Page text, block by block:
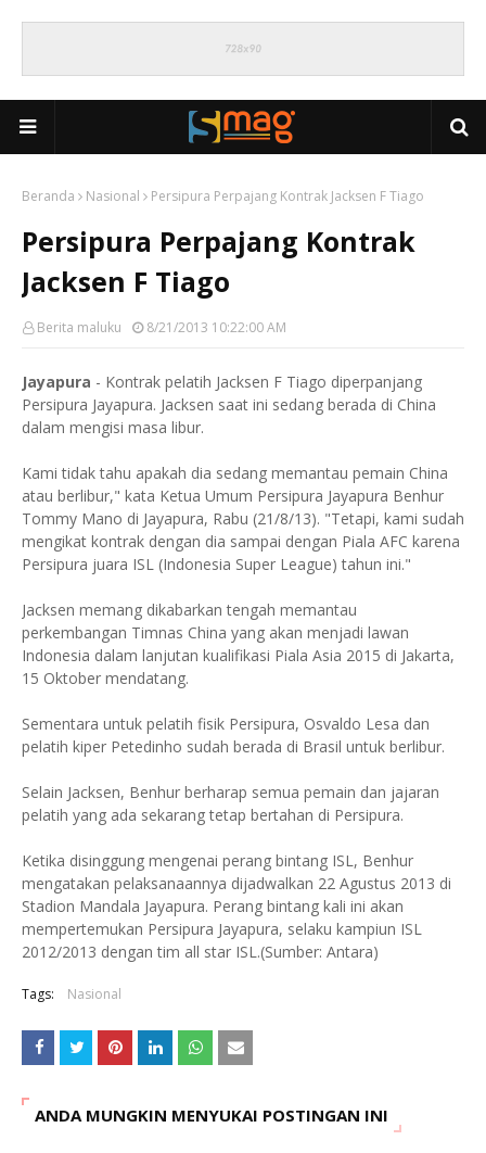
Beranda Nasional Persipura Perpajang Kontrak Jacksen F Tiago
Persipura Perpajang Kontrak
Jacksen F Tiago
Berita maluku 8/21/2013 10:22:00 AM
Jayapura - Kontrak pelatih Jacksen F Tiago diperpanjang
Persipura Jayapura. Jacksen saat ini sedang berada di China
dalam mengisi masa libur.
Kami tidak tahu apakah dia sedang memantau pemain China
atau berlibur," kata Ketua Umum Persipura Jayapura Benhur
Tommy Mano di Jayapura, Rabu (21/8/13). "Tetapi, kami sudah
mengikat kontrak dengan dia sampai dengan Piala AFC karena
Persipura juara ISL (Indonesia Super League) tahun ini."
Jacksen memang dikabarkan tengah memantau
perkembangan Timnas China yang akan menjadi lawan
Indonesia dalam lanjutan kualifikasi Piala Asia 2015 di Jakarta,
15 Oktober mendatang.
Sementara untuk pelatih fisik Persipura, Osvaldo Lesa dan
pelatih kiper Petedinho sudah berada di Brasil untuk berlibur.
Selain Jacksen, Benhur berharap semua pemain dan jajaran
pelatih yang ada sekarang tetap bertahan di Persipura.
Ketika disinggung mengenai perang bintang ISL, Benhur
mengatakan pelaksanaannya dijadwalkan 22 Agustus 2013 di
Stadion Mandala Jayapura. Perang bintang kali ini akan
mempertemukan Persipura Jayapura, selaku kampiun ISL
2012/2013 dengan tim all star ISL.(Sumber: Antara)
Tags: Nasional
ANDA MUNGKIN MENYUKAI POSTINGAN INI